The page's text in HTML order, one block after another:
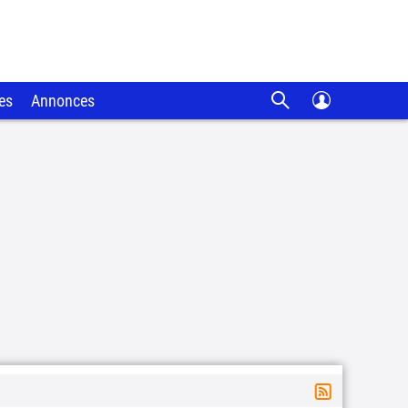
Annonces